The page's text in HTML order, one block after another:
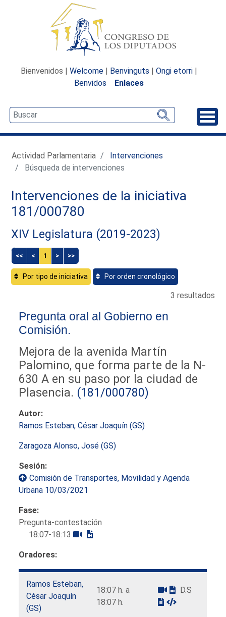
Bienvenidos | Welcome | Benvinguts | Ongi etorri |
Benvidos
Enlaces
Actividad Parlamentaria
Intervenciones
Búsqueda de intervenciones
Intervenciones de la iniciativa
181/000780
XIV Legislatura (2019-2023)
<< < 1 > >>
Por tipo de iniciativa Por orden cronológico
3 resultados
Pregunta oral al Gobierno en
Comisión.
Mejora de la avenida Martín
Palomino, que forma parte de la N-
630 A en su paso por la ciudad de
Plasencia. (181/000780)
Autor:
Ramos Esteban, César Joaquín (GS)
Zaragoza Alonso, José (GS)
Sesión:
Comisión de Transportes, Movilidad y Agenda
Urbana 10/03/2021
Fase:
Pregunta-contestación
18:07-18:13
Oradores:
Ramos Esteban,
César Joaquín
(GS)
18:07 h. a
18:07 h.
D.S